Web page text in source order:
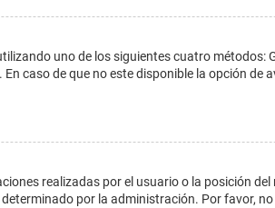
uno de los siguientes cuatro
caso de que no este disponible la opción
realizadas por el usuario o la posición
por la administración. Por favor,